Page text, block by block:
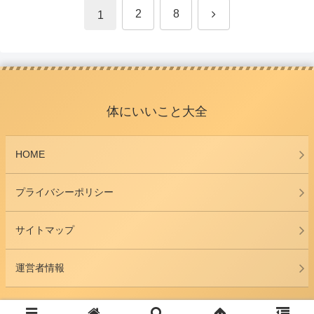
1 2 8 次
体にいいこと大全
HOME
プライバシーポリシー
サイトマップ
運営者情報